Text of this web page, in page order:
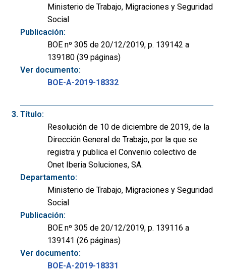
Ministerio de Trabajo, Migraciones y Seguridad
Social
Publicación:
BOE nº 305 de 20/12/2019, p. 139142 a
139180 (39 páginas)
Ver documento:
BOE-A-2019-18332
Título:
Resolución de 10 de diciembre de 2019, de la
Dirección General de Trabajo, por la que se
registra y publica el Convenio colectivo de
Onet Iberia Soluciones, SA.
Departamento:
Ministerio de Trabajo, Migraciones y Seguridad
Social
Publicación:
BOE nº 305 de 20/12/2019, p. 139116 a
139141 (26 páginas)
Ver documento:
BOE-A-2019-18331